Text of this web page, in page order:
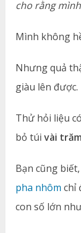
cho rằng
Mình không
Nhưng quả
giàu lên được.
Thử hỏi liệu
bỏ túivài
Bạn cũng
pha nhôm chỉ
con số lớn